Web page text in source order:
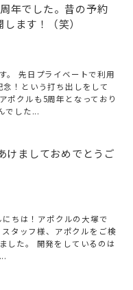
年でした。昔の予約
ます！（笑）
。 先日プライベートで利用
！という打ち出しをして
ポクルも5周年となっており
でした...
けましておめでとうご
ちは！アポクルの大塚で
タッフ様、アポクルをご検
した。 開発をしているのは